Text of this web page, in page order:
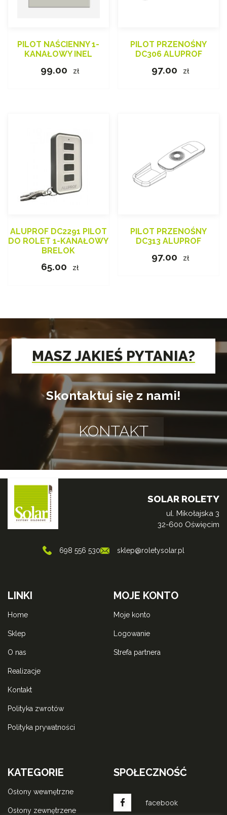
PILOT NAŚCIENNY 1-
KANAŁOWY INEL
99.00 zł
PILOT PRZENOŚNY
DC306 ALUPROF
97.00 zł
ALUPROF DC2291 PILOT
DO ROLET 1-KANAŁOWY
BRELOK
65.00 zł
PILOT PRZENOŚNY
DC313 ALUPROF
97.00 zł
MASZ JAKIEŚ PYTANIA?
Skontaktuj się z nami!
KONTAKT
SOLAR ROLETY
ul. Mikołajska 3
32-600 Oświęcim
698 556 530 sklep@roletysolar.pl
LINKI
home
sklep
o nas
realizacje
kontakt
polityka zwrotów
polityka prywatności
MOJE KONTO
moje konto
logowanie
strefa partnera
KATEGORIE
osłony wewnętrzne
osłony zewnętrzene
SPOŁECZNOŚĆ
facebook